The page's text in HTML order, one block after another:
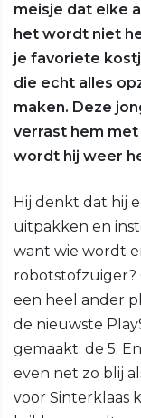
meisje dat elke
het wordt niet
je favoriete
die echt alles
maken. Deze
verrast hem
wordt hij weer
Hij denkt dat hij
uitpakken en
want wie wordt
robotstofzuiger?
een heel ander
de nieuwste
gemaakt: de 5.
even net zo blij
voor Sinterklaas